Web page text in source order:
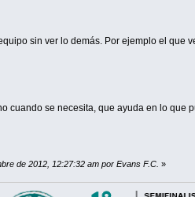
sin ver lo demás. Por ejemplo el que
cuando se necesita, que ayuda en lo que
de 2012, 12:27:32 am por Evans F.C. »